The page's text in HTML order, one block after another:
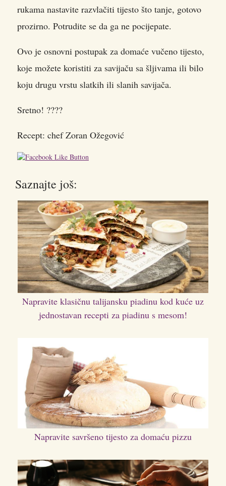
rukama nastavite razvlačiti tijesto što tanje, gotovo
prozirno. Potrudite se da ga ne pocijepate.
Ovo je osnovni postupak za domaće vučeno tijesto,
koje možete koristiti za savijaču sa šljivama ili bilo
koju drugu vrstu slatkih ili slanih savijača.
Sretno! ????
Recept: chef Zoran Ožegović
Saznajte još:
Napravite klasičnu talijansku piadinu kod kuće uz
jednostavan recepti za piadinu s mesom!
Napravite savršeno tijesto za domaću pizzu